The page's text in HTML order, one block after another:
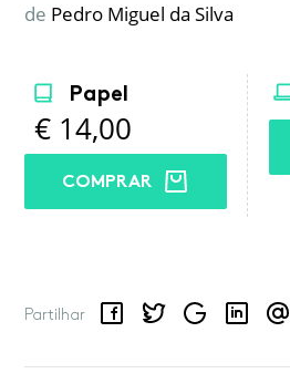
de Pedro Miguel da Silva
Papel
€ 14,00
COMPRAR
Partilhar
FacebookTwitterGoogle LinkedInEmail